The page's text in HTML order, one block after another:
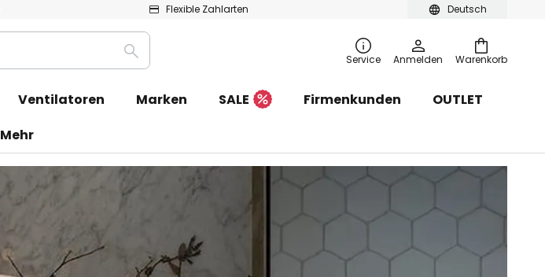
Deutsch
Flexible Zahlarten
Warenkorb
Suche Service Anmelden
Ventilatoren Marken SALE Firmenkunden
OUTLET
Mehr